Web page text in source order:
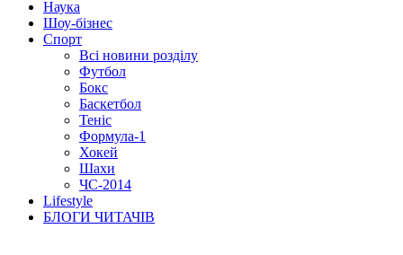
Наука
Шоу-бізнес
Спорт
Всі новини розділу
Футбол
Бокс
Баскетбол
Теніс
Формула-1
Хокей
Шахи
ЧС-2014
Lifestyle
БЛОГИ ЧИТАЧІВ